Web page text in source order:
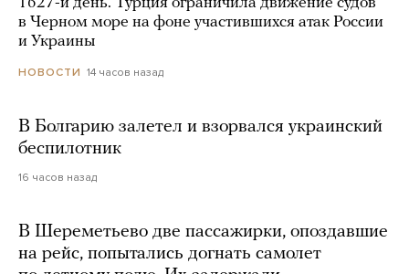
в Черном море на фоне участившихся атак России
и Украины
НОВОСТИ 14 часов назад
В Болгарию залетел и взорвался украинский
беспилотник
16 часов назад
В Шереметьево две пассажирки, опоздавшие
на рейс, попытались догнать самолет